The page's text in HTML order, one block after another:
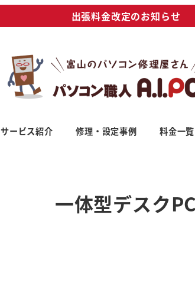
出張料金改定のお知らせ
サービス紹介 修理・設定事例 料金一覧
一体型デスクPC